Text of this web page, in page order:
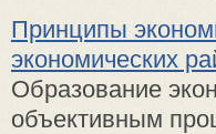
Принципы
экономических
Образование
объективным